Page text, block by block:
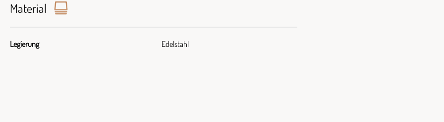
Material
Legierung Edelstahl